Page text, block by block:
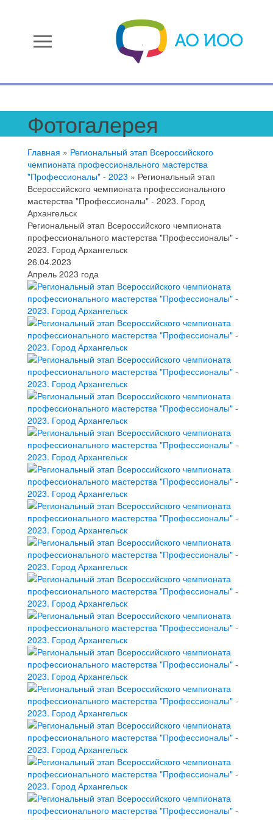
menu
Фотогалерея
Главная » Региональный этап Всероссийского
чемпионата профессионального мастерства
"Профессионалы" - 2023 » Региональный этап
Всероссийского чемпионата профессионального
мастерства "Профессионалы" - 2023. Город
Архангельск
Региональный этап Всероссийского чемпионата
профессионального мастерства "Профессионалы" -
2023. Город Архангельск
26.04.2023
Апрель 2023 года